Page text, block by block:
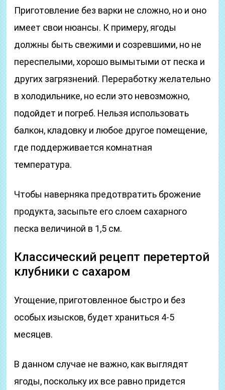
Приготовление без варки не сложно, но и оно
имеет свои нюансы. К примеру, ягоды
должны быть свежими и созревшими, но не
переспелыми, хорошо вымытыми от песка и
других загрязнений. Переработку желательно
в холодильнике, но если это невозможно,
подойдет и погреб. Нельзя использовать
балкон, кладовку и любое другое помещение,
где поддерживается комнатная
температура.
Чтобы наверняка предотвратить брожение
продукта, засыпьте его слоем сахарного
песка величиной в 1,5 см.
Классический рецепт перетертой
клубники с сахаром
Угощение, приготовленное быстро и без
особых изысков, будет храниться 4-5
месяцев.
В данном случае не важно, как выглядят
ягоды, поскольку их все равно придется